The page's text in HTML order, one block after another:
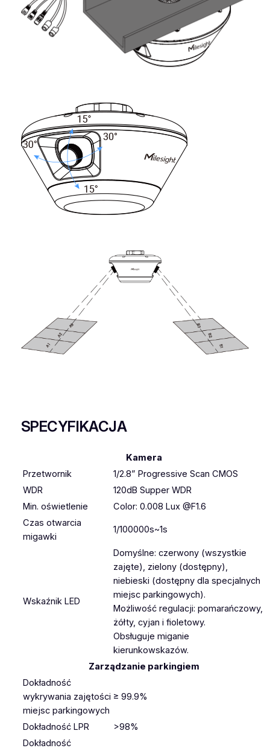
SPECYFIKACJA
Kamera
Przetwornik
1/2.8” Progressive Scan CMOS
WDR
120dB Supper WDR
Min. oświetlenie
Color: 0.008 Lux @F1.6
Czas otwarcia
migawki
1/100000s~1s
Wskaźnik LED
Domyślne: czerwony (wszystkie
zajęte), zielony (dostępny),
niebieski (dostępny dla specjalnych
miejsc parkingowych).
Możliwość regulacji: pomarańczowy,
żółty, cyjan i fioletowy.
Obsługuje miganie
kierunkowskazów.
Zarządzanie parkingiem
Dokładność
wykrywania zajętości
miejsc parkingowych
≥ 99.9%
Dokładność LPR
>98%
Dokładność